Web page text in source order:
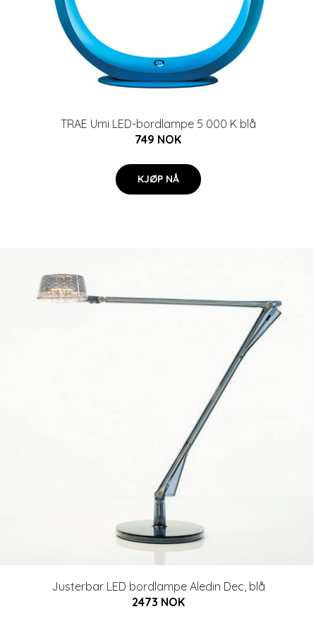
TRAE Umi LED-bordlampe 5 000 K blå
749 NOK
KJØP NÅ
Justerbar LED bordlampe Aledin Dec, blå
2473 NOK